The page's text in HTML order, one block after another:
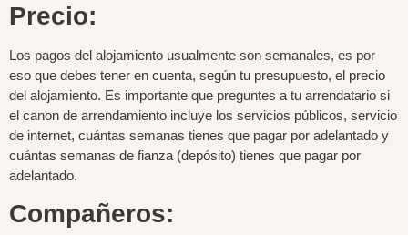
Precio:
Los pagos del alojamiento usualmente son semanales, es por
eso que debes tener en cuenta, según tu presupuesto, el precio
del alojamiento. Es importante que preguntes a tu arrendatario si
el canon de arrendamiento incluye los servicios públicos, servicio
de internet, cuántas semanas tienes que pagar por adelantado y
cuántas semanas de fianza (depósito) tienes que pagar por
adelantado.
Compañeros: